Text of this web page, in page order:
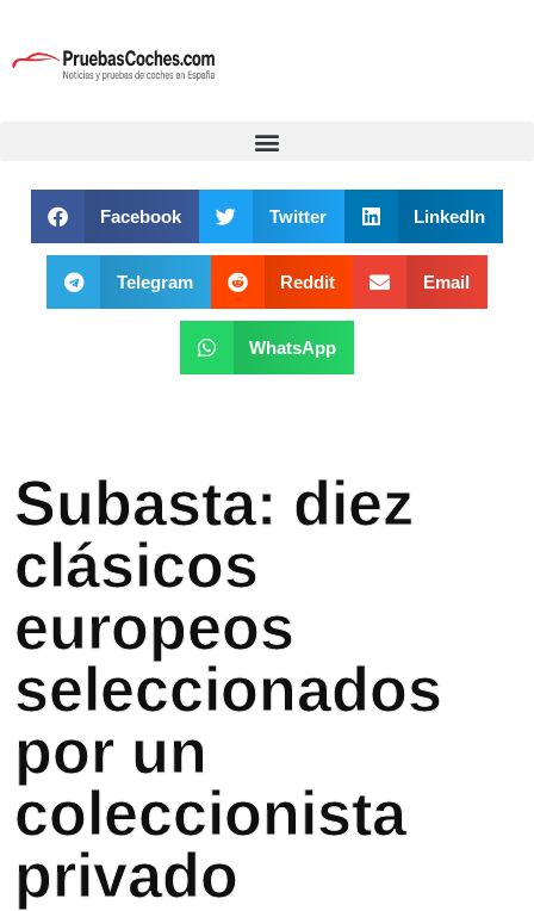
Facebook Twitter LinkedIn
Telegram Reddit Email
WhatsApp
Subasta: diez
clásicos
europeos
seleccionados
por un
coleccionista
privado